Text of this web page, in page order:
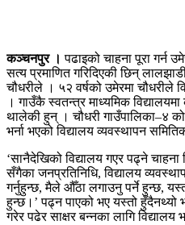
कञ्चनपुर ।पढाइको चाहना पूरा गर्न
सत्य प्रमाणित गरिदिएकी छिन्
चौधरीले । ५२ वर्षको उमेरमा चौधरीले
। गाउँकै स्वतन्त्र माध्यमिक
थालेकी हुन् । चौधरी गाउँपालिका–४
भर्ना भएको विद्यालय व्यवस्थापन
‘सानैदेखिको विद्यालय गएर पढ्ने
सँगैका जनप्रतिनिधि, विद्यालय
गर्नुहुन्छ, मैले औँठा लगाउनु पर्ने हुन्छ,
हुन्छ।’ पढ्न पाएको भए यस्तो
गरेर पढेर साक्षर बन्नका लागि विद्यालय